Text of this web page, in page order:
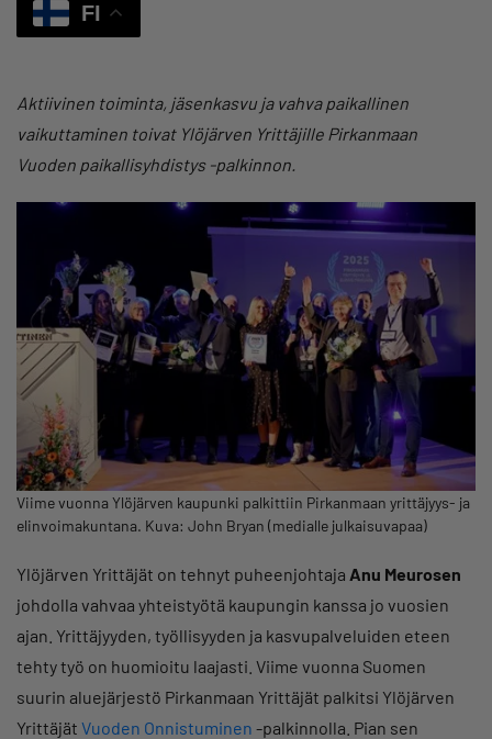
FI
Aktiivinen toiminta, jäsenkasvu ja vahva paikallinen
vaikuttaminen toivat Ylöjärven Yrittäjille Pirkanmaan
Vuoden paikallisyhdistys -palkinnon.
Viime vuonna Ylöjärven kaupunki palkittiin Pirkanmaan yrittäjyys- ja
elinvoimakuntana. Kuva: John Bryan (medialle julkaisuvapaa)
Ylöjärven Yrittäjät on tehnyt puheenjohtaja Anu Meurosen
johdolla vahvaa yhteistyötä kaupungin kanssa jo vuosien
ajan. Yrittäjyyden, työllisyyden ja kasvupalveluiden eteen
tehty työ on huomioitu laajasti. Viime vuonna Suomen
suurin aluejärjestö Pirkanmaan Yrittäjät palkitsi Ylöjärven
Yrittäjät Vuoden Onnistuminen -palkinnolla. Pian sen